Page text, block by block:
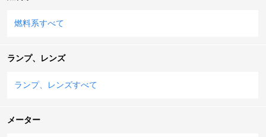
燃料系すべて
ランプ、レンズ
ランプ、レンズすべて
メーター